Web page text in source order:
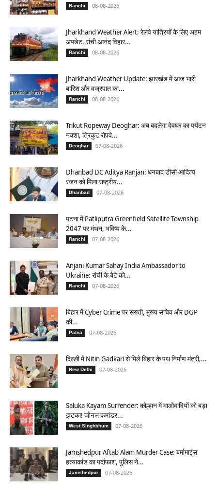
Ranchi 08-08-2026
Jharkhand Weather Alert: रेलवे यात्रियों के लिए अहम
अपडेट, रांची-आनंद विहार...
Ranchi 08-08-2026
Jharkhand Weather Update: झारखंड में आज भारी
बारिश और वज्रपात का...
Ranchi 08-08-2026
Trikut Ropeway Deoghar: अब बदलेगा देवघर का पर्यटन
नक्शा, त्रिकुट रोपवे...
Deoghar 07-08-2026
Dhanbad DC Aditya Ranjan: धनबाद डीसी आदित्य
रंजन को मिला राष्ट्रीय...
Dhanbad 07-08-2026
पटना में Patliputra Greenfield Satellite Township
2047 पर मंथन, भविष्य के...
Ranchi 07-08-2026
Anjani Kumar Sahay India Ambassador to
Ukraine: रांची के बेटे को...
Ranchi 07-08-2026
बिहार में Cyber Crime पर सख्ती, मुख्य सचिव और DGP
की...
Patna 07-08-2026
दिल्ली में Nitin Gadkari से मिले बिहार के पथ निर्माण मंत्री,...
New Delhi 07-08-2026
Saluka Kayam Surrender: कोल्हान में माओवादियों को बड़ा
झटका! जोनल कमांडर...
West Singhbhum 07-08-2026
Jamshedpur Aftab Alam Murder Case: बर्मामाइंस
हत्याकांड का पर्दाफाश, पुलिस ने...
Jamshedpur 07-08-2026